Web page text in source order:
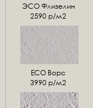
ЭСО Флизелин
2590 р/м2
ЕСО Ворс
3990 р/м2